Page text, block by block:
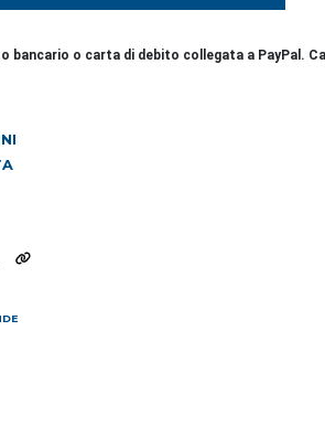
bancario o carta di debito collegata a PayPal.